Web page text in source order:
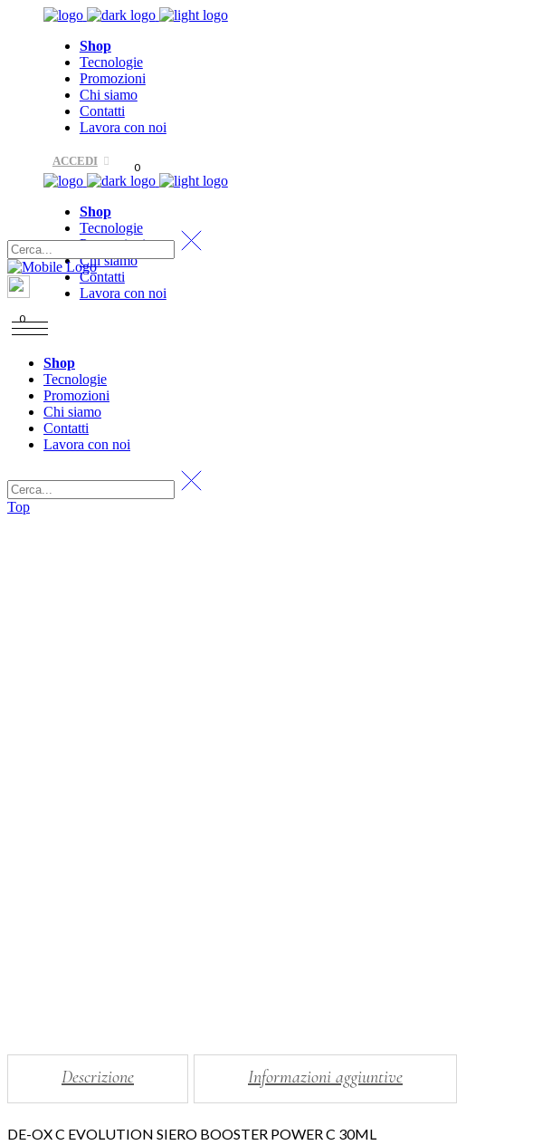
Shop
Tecnologie
Promozioni
Chi siamo
Contatti
Lavora con noi
ACCEDI 0
Shop
Tecnologie
Promozioni
Chi siamo
Contatti
Lavora con noi
0
Shop
Tecnologie
Promozioni
Chi siamo
Contatti
Lavora con noi
Top
Descrizione Informazioni aggiuntive
DE-OX C EVOLUTION SIERO BOOSTER POWER C 30ML